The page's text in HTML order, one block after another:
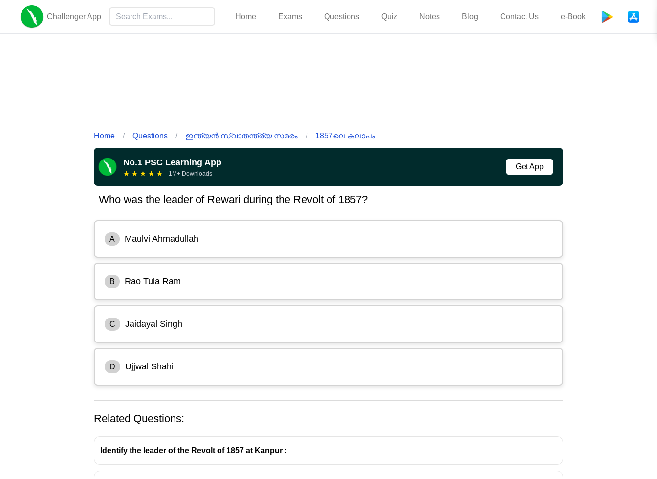
Challenger App Home Exams Questions Quiz Notes Blog Contact Us e-Book
Home / Questions / ഇന്ത്യൻ സ്വാതന്ത്ര്യ സമരം / 1857ലെ കലാപം
No.1 PSC Learning App
★ ★ ★ ★ ★ 1M+ Downloads
Get App
Who was the leader of Rewari during the Revolt of 1857?
A Maulvi Ahmadullah
B Rao Tula Ram
C Jaidayal Singh
D Ujjwal Shahi
Related Questions:
Identify the leader of the Revolt of 1857 at Kanpur :